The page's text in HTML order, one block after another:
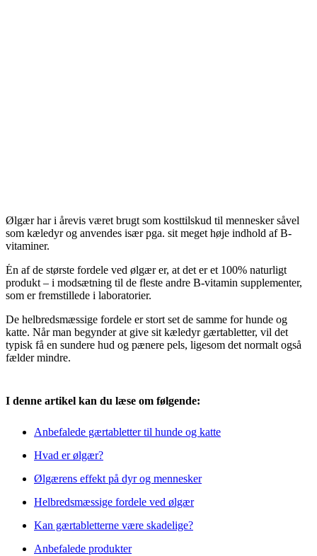
Ølgær har i årevis været brugt som kosttilskud til mennesker såvel
som kæledyr og anvendes især pga. sit meget høje indhold af B-
vitaminer.
Én af de største fordele ved ølgær er, at det er et 100% naturligt
produkt – i modsætning til de fleste andre B-vitamin supplementer,
som er fremstillede i laboratorier.
De helbredsmæssige fordele er stort set de samme for hunde og
katte. Når man begynder at give sit kæledyr gærtabletter, vil det
typisk få en sundere hud og pænere pels, ligesom det normalt også
fælder mindre.
I denne artikel kan du læse om følgende:
Anbefalede gærtabletter til hunde og katte
Hvad er ølgær?
Ølgærens effekt på dyr og mennesker
Helbredsmæssige fordele ved ølgær
Kan gærtabletterne være skadelige?
Anbefalede produkter